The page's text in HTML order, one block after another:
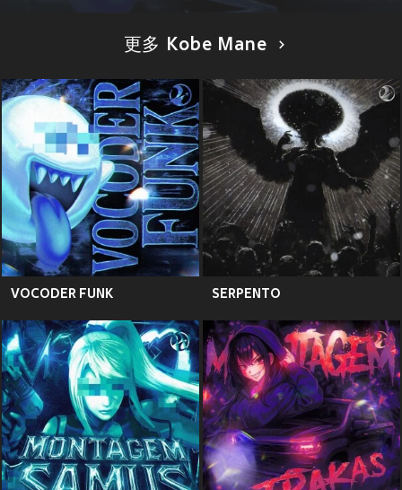
更多 Kobe Mane
VOCODER FUNK SERPENTO